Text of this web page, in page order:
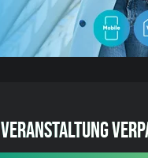
VERANSTALTUNG